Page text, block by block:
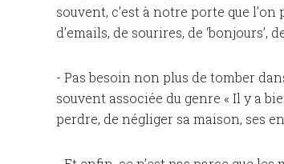
souvent, c’est à notre porte que
d’emails, de sourires, de ‘bonjours’,
- Pas besoin non plus de tomber
souvent associée du genre « Il y a
perdre, de négliger sa maison, ses